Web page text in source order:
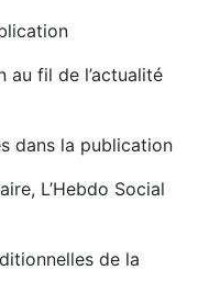
au fil de l’actualité
dans la publication
L’Hebdo Social
de la